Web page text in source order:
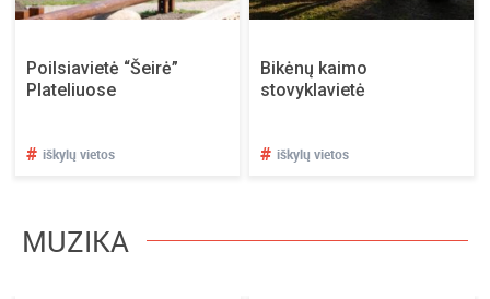
Poilsiavietė “Šeirė”
Plateliuose
# iškylų vietos
Bikėnų kaimo
stovyklavietė
# iškylų vietos
MUZIKA